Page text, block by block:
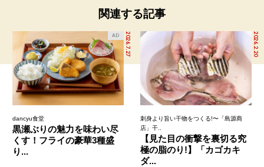
関連する記事
2026.7.27
AD
dancyu食堂
黒瀬ぶりの魅力を味わい尽
くす！フライの豪華3種盛
り...
2026.2.20
刺身より旨い干物をつくる!〜「島源商
店」干..
【見た目の衝撃を裏切る究
極の脂のり!】「カゴカキ
ダ...